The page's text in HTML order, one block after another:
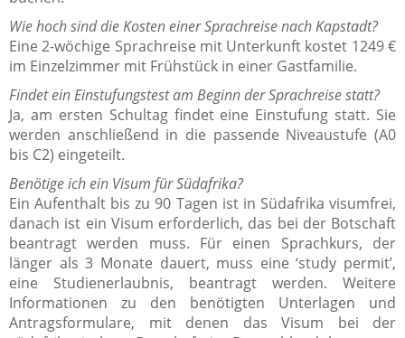
Wie hoch sind die Kosten einer Sprachreise nach Kapstadt?
Eine 2-wöchige Sprachreise mit Unterkunft kostet 1249 €
im Einzelzimmer mit Frühstück in einer Gastfamilie.
Findet ein Einstufungstest am Beginn der Sprachreise statt?
Ja, am ersten Schultag findet eine Einstufung statt. Sie
werden anschließend in die passende Niveaustufe (A0
bis C2) eingeteilt.
Benötige ich ein Visum für Südafrika?
Ein Aufenthalt bis zu 90 Tagen ist in Südafrika visumfrei,
danach ist ein Visum erforderlich, das bei der Botschaft
beantragt werden muss. Für einen Sprachkurs, der
länger als 3 Monate dauert, muss eine‘study permit’,
eine Studienerlaubnis, beantragt werden. Weitere
Informationen zu den benötigten Unterlagen und
Antragsformulare, mit denen das Visum bei der